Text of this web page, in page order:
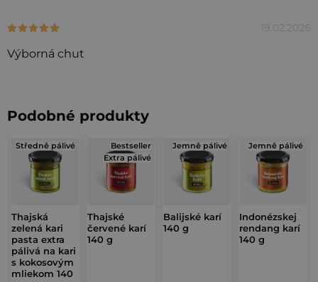
i
h
n
o
Hodnotenie produktu je 5 z 5 hviezdičiek. 19.02.2026
Výborná chut
Podobné produkty
Středně pálivé
Thajská
zelená kari
pasta extra
pálivá na kari
s kokosovým
mliekom 140
Bestseller
Extra pálivé
Thajské
červené karí
140 g
Jemně pálivé
Balijské karí
140 g
Jemně pálivé
Indonézskej
rendang karí
140 g